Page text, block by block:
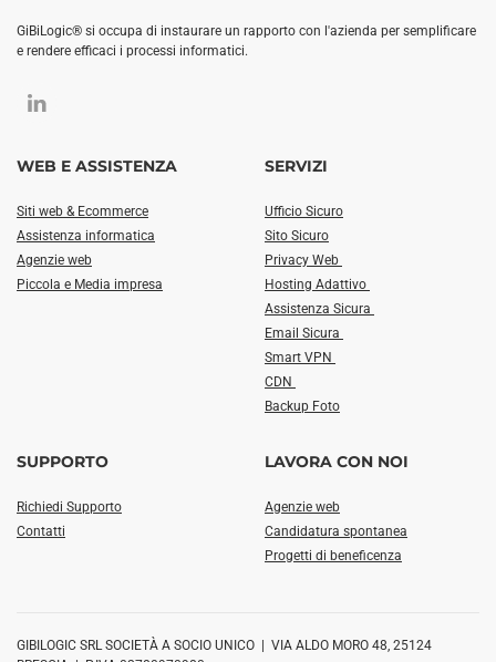
GiBiLogic® si occupa di instaurare un rapporto con l'azienda per semplificare
e rendere efficaci i processi informatici.
WEB E ASSISTENZA
Siti web & Ecommerce
Assistenza informatica
Agenzie web
Piccola e Media impresa
SERVIZI
Ufficio Sicuro
Sito Sicuro
Privacy Web
Hosting Adattivo
Assistenza Sicura
Email Sicura
Smart VPN
CDN
Backup Foto
SUPPORTO
Richiedi Supporto
Contatti
LAVORA CON NOI
Agenzie web
Candidatura spontanea
Progetti di beneficenza
GIBILOGIC SRL SOCIETÀ A SOCIO UNICO | VIA ALDO MORO 48, 25124